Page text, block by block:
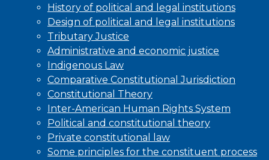
History of political and legal institutions
Design of political and legal institutions
Tributary Justice
Administrative and economic justice
Indigenous Law
Comparative Constitutional Jurisdiction
Constitutional Theory
Inter-American Human Rights System
Political and constitutional theory
Private constitutional law
Some principles for the constituent process